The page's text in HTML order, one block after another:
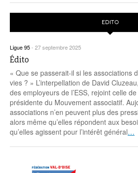
EDITO
Ligue 95- 27 septembre 2025
Édito
« Que se passerait-il si les associations
vies ? » L’interpellation de David
des employeurs de l’ESS, rejoint celle
présidente du Mouvement associatif.
associations n’en peuvent plus des
alors même qu’elles répondent aux
qu’elles agissent pour l’intérêt général…